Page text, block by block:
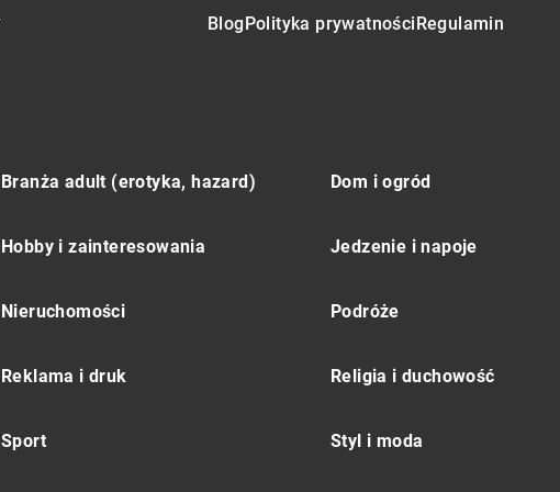
BlogPolityka prywatnościRegulamin
Branża adult (erotyka, hazard) Dom i ogród
Hobby i zainteresowania Jedzenie i napoje
Nieruchomości Podróże
Reklama i druk Religia i duchowość
Sport Styl i moda